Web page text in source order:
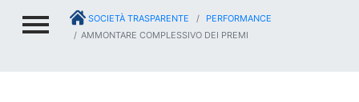
SOCIETÀ TRASPARENTE
PERFORMANCE
AMMONTARE COMPLESSIVO DEI PREMI